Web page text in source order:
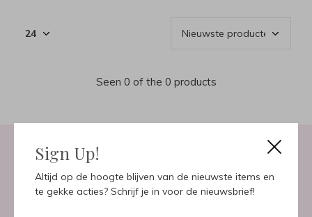
Sign Up!
Altijd op de hoogte blijven van de nieuwste items en
te gekke acties? Schrijf je in voor de nieuwsbrief!
Seen 0 of the 0 products
Meld je aan voor onze
nieuwsbrief